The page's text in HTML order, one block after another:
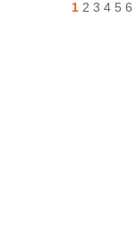
1 2 3 4 5 6